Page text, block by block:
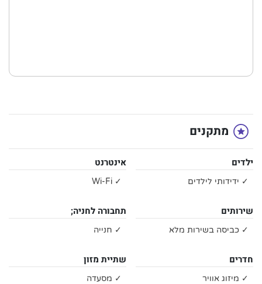
מתקנים
ילדים
✓ ידידותי לילדים
אינטרנט
✓ Wi-Fi
שירותים
✓ כביסה בשירות מלא
תחבורה לחניה;
✓ חנייה
חדרים
✓ מיזוג אוויר
שתיית מזון
✓ מסעדה